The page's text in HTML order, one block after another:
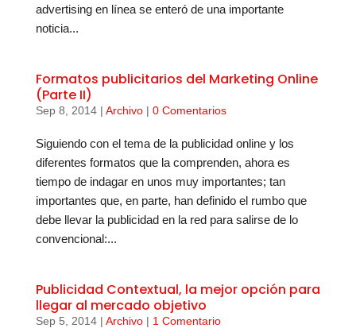
advertising en línea se enteró de una importante
noticia...
Formatos publicitarios del Marketing Online
(Parte II)
Sep 8, 2014| Archivo| 0 Comentarios
Siguiendo con el tema de la publicidad online y los
diferentes formatos que la comprenden, ahora es
tiempo de indagar en unos muy importantes; tan
importantes que, en parte, han definido el rumbo que
debe llevar la publicidad en la red para salirse de lo
convencional:...
Publicidad Contextual, la mejor opción para
llegar al mercado objetivo
Sep 5, 2014| Archivo| 1 Comentario